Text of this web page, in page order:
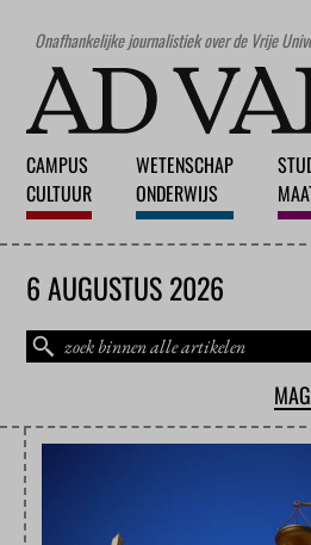
Onafhankelijke journalistiek over de Vrije
CAMPUS
CULTUUR
WETENSCHAP
ONDERWIJS
6 AUGUSTUS 2026